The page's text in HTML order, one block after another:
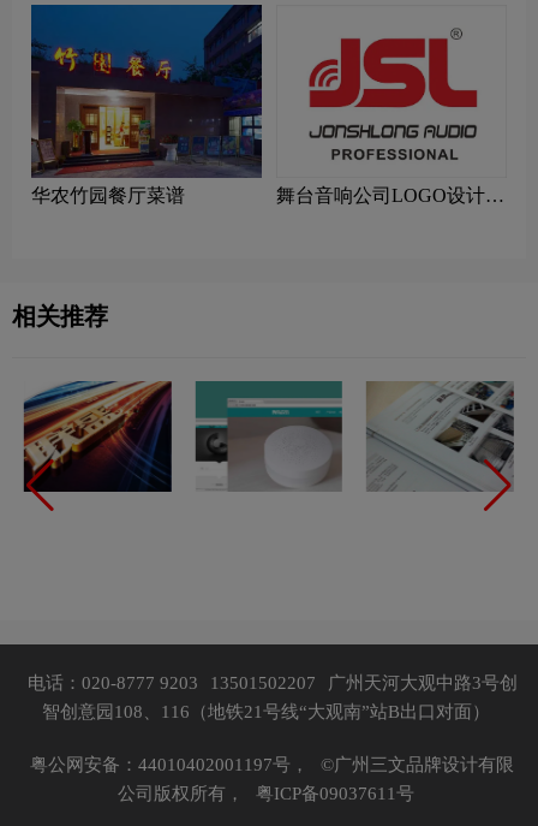
华农竹园餐厅菜谱
舞台音响公司LOGO设计-
相关推荐
电话：020-8777 9203 13501502207
广州天河大观中路3号创
智创意园108、116（地铁21号线“大观南”站B出口对面）
粤公网安备：44010402001197号，
©广州三文品牌设计有限
公司版权所有，
粤ICP备09037611号